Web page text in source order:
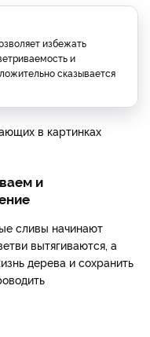
избежать
и
сказывается
и
сливы начинают
вытягиваются, а
дерева и сохранить